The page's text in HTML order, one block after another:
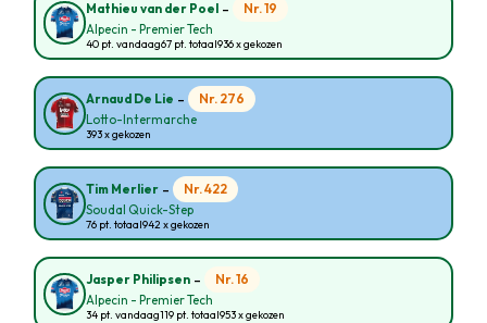
Mathieu van der Poel - Nr. 19
Alpecin - Premier Tech
40 pt. vandaag67 pt. totaal936 x gekozen
Arnaud De Lie - Nr. 276
Lotto-Intermarche
393 x gekozen
Tim Merlier - Nr. 422
Soudal Quick-Step
76 pt. totaal942 x gekozen
Jasper Philipsen - Nr. 16
Alpecin - Premier Tech
34 pt. vandaag119 pt. totaal953 x gekozen